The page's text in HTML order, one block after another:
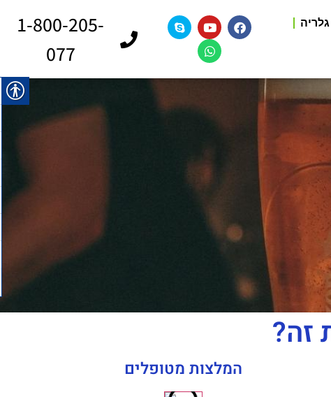
גלריה
1-800-205-
077
זה?
המלצות מטופלים